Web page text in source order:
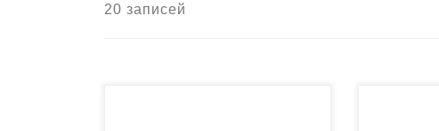
20 записей